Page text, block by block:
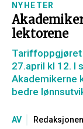
NYHETER
lektorene
Tariffoppgjøret
27.april kl 12. I
Akademikerne
bedre
AV Redaksjonen